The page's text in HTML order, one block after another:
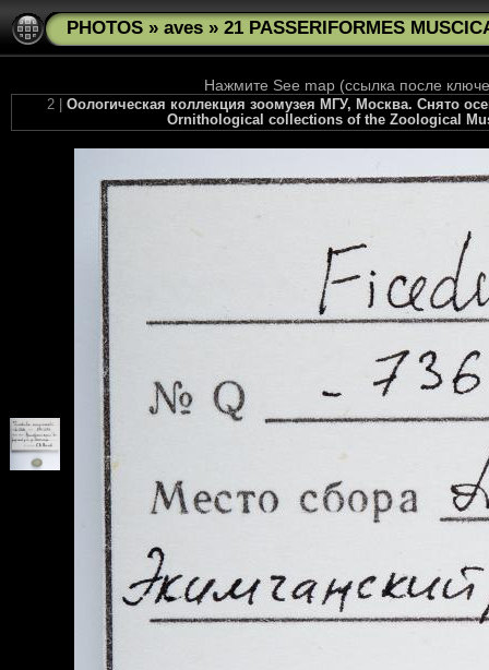
PHOTOS » aves » 21 PASSERIFORMES
Нажмите See map (ссылка после
2 | Оологическая коллекция зоомузея МГУ, Москва. Снято
Ornithological collections of the Zoological